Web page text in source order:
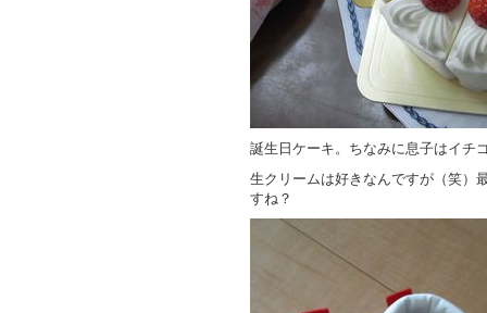
誕生日ケーキ。ちなみに息子はイチ
生クリームは好きなんですが（笑）
すね？